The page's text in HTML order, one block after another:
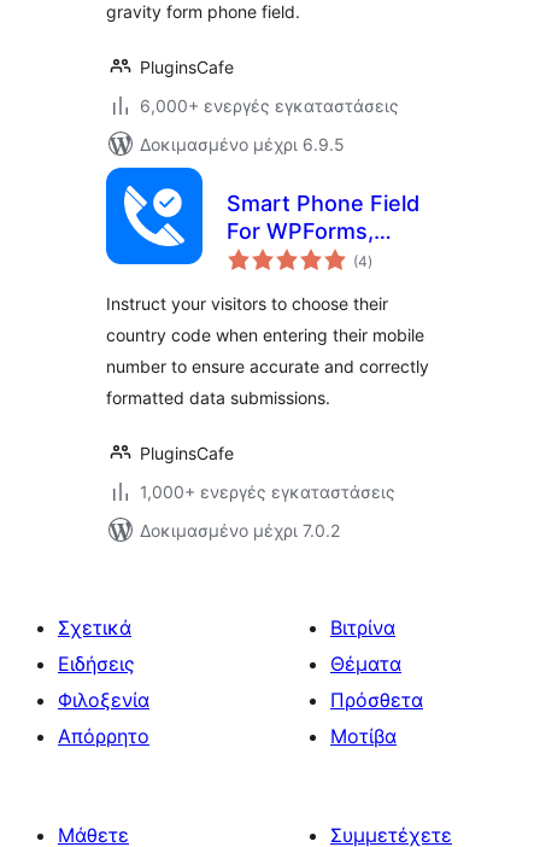
gravity form phone field.
PluginsCafe
6,000+ ενεργές εγκαταστάσεις
Δοκιμασμένο μέχρι 6.9.5
Smart Phone Field
For WPForms,
Contact Form 7,
Elementor Forms,
WooCommerce,
Formidable Forms
(4αξιολογήσεις
σύνολο
)
Instruct your visitors to choose their
country code when entering their mobile
number to ensure accurate and correctly
formatted data submissions.
PluginsCafe
1,000+ ενεργές εγκαταστάσεις
Δοκιμασμένο μέχρι 7.0.2
Σχετικά
Ειδήσεις
Φιλοξενία
Απόρρητο
Βιτρίνα
Θέματα
Πρόσθετα
Μοτίβα
Μάθετε
Συμμετέχετε